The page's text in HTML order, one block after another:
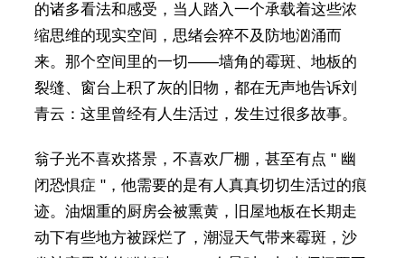
的诸多看法和感受，当人踏入一个承载着这些浓
缩思维的现实空间，思绪会猝不及防地汹涌而
来。那个空间里的一切——墙角的霉斑、地板的
裂缝、窗台上积了灰的旧物，都在无声地告诉刘
青云：这里曾经有人生活过，发生过很多故事。
翁子光不喜欢搭景，不喜欢厂棚，甚至有点 " 幽
闭恐惧症 "，他需要的是有人真真切切生活过的痕
迹。油烟重的厨房会被熏黄，旧屋地板在长期走
动下有些地方被踩烂了，潮湿天气带来霉斑，沙